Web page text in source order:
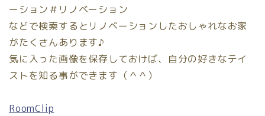
ーション＃リノベーション
などで検索するとリノベーションしたおしゃれなお家
がたくさんあります♪
気に入った画像を保存しておけば、自分の好きなテイ
ストを知る事ができます（＾＾）
RoomClip